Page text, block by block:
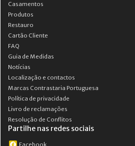
Casamentos
Produtos
Restauro
Cartão Cliente
FAQ
Guia de Medidas
Notícias
Localização e contactos
Marcas Contrastaria Portuguesa
Política de privacidade
Livro de reclamações
Resolução de Conflitos
Partilhe nas redes sociais
Facebook